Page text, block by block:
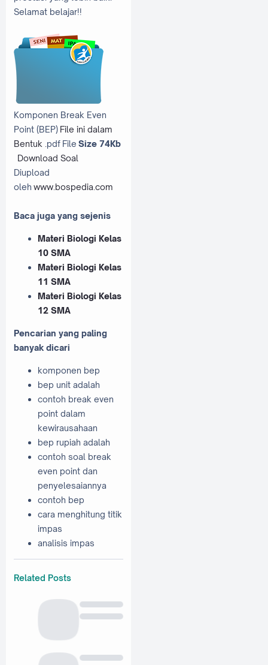
Selamat belajar!!
Komponen Break Even
Point (BEP) File ini dalam
Bentuk . pdf File Size 74Kb
Download Soal
Diupload
oleh www.bospedia.com
Baca juga yang sejenis
Materi Biologi Kelas
10 SMA
Materi Biologi Kelas
11 SMA
Materi Biologi Kelas
12 SMA
Pencarian yang paling
banyak dicari
komponen bep
bep unit adalah
contoh break even
point dalam
kewirausahaan
bep rupiah adalah
contoh soal break
even point dan
penyelesaiannya
contoh bep
cara menghitung titik
impas
analisis impas
Related Posts